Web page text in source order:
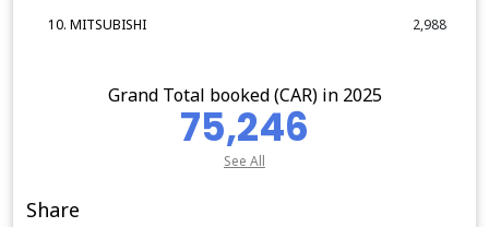
10. MITSUBISHI 2,988
Grand Total booked (CAR) in 2025
75,246
See All
Share